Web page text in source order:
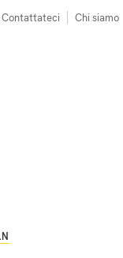
Contattateci Chi siamo